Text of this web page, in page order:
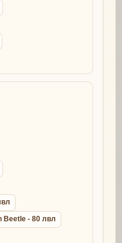
Beetle - 80 лвл